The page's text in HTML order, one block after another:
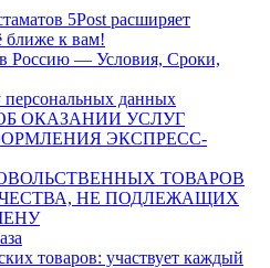
5Post расширяет
ближе к вам!
в Россию — Условия, Сроки,
персональных данных
ОКАЗАНИИ УСЛУГ
ЭКСПРЕСС-
ТОВАРОВ
НЕ ПОДЛЕЖАЩИХ
товаров: участвует каждый